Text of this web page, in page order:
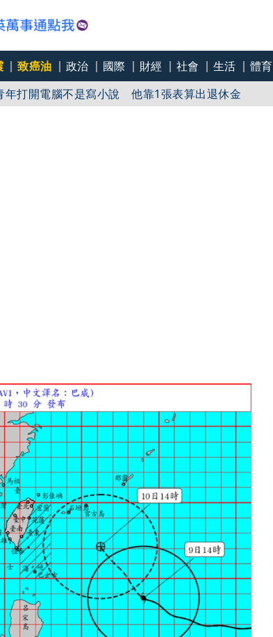
致癌油 政治 國際 財經 社會 生活 體育
團》每集製作時間至少2個月 他曝動畫師最大挑戰
年打開電腦不是寫小說 他靠1張表算出退休金